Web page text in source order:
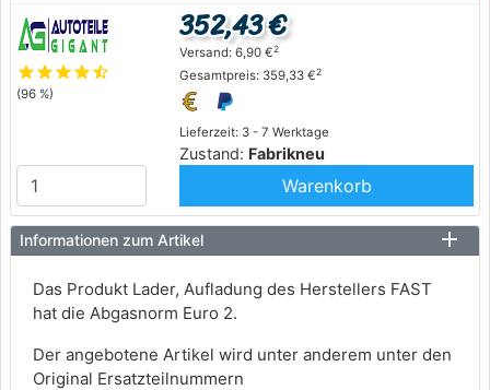
starstarstarstarstar_half
(96 %)
Lieferzeit: 3 - 7 Werktage
Zustand: Fabrikneu
352,43 €
Versand: 6,90 €2
Gesamtpreis: 359,33 €2
Warenkorb
Informationen zum Artikel
Das Produkt Lader, Aufladung des Herstellers FAST
hat die Abgasnorm Euro 2.
Der angebotene Artikel wird unter anderem unter den
Original Ersatzteilnummern